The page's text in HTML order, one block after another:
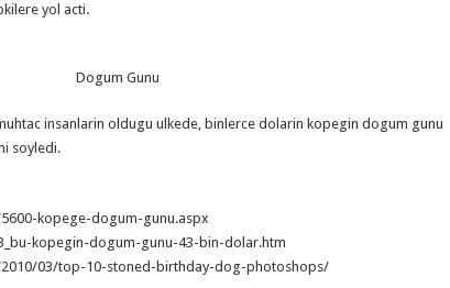
yol acti.
Dogum Gunu
insanlarin oldugu ulkede, binlerce dolarin kopegin dogum gunu
soyledi.
kopege-dogum-gunu.aspx
kopegin-dogum-gunu-43-bin-dolar.htm
03/top-10-stoned-birthday-dog-photoshops/